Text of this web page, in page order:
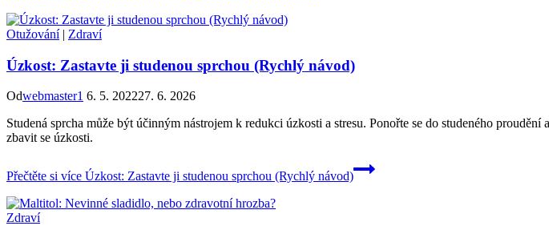
Otužování| Zdraví
Úzkost: Zastavte ji studenou sprchou (Rychlý návod)
Odwebmaster1 6. 5. 202227. 6. 2026
Studená sprcha může být účinným nástrojem k redukci úzkosti a stresu. Ponořte se do studeného
zbavit se úzkosti.
Přečtěte si více Úzkost: Zastavte ji studenou sprchou (Rychlý návod)
Zdraví